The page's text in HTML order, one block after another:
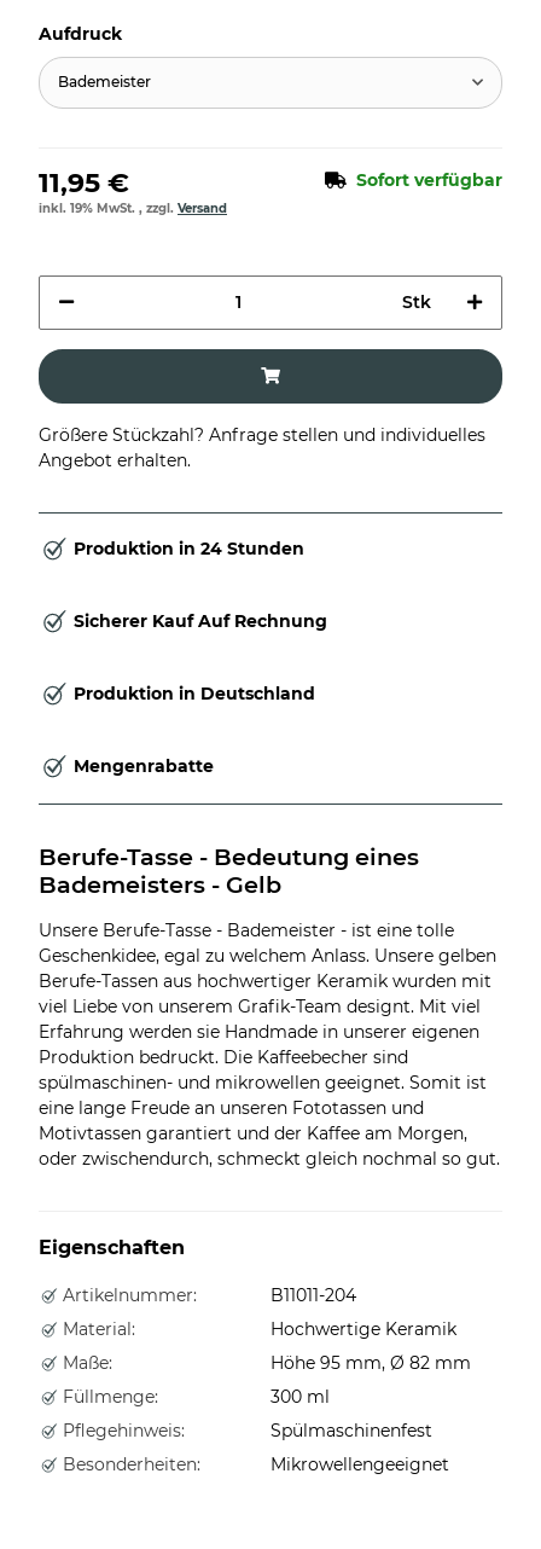
Aufdruck
Bademeister
11,95 € Sofort verfügbar
inkl. 19% MwSt. , zzgl. Versand
Stk
Größere Stückzahl? Anfrage stellen und individuelles
Angebot erhalten.
Produktion in 24 Stunden
Sicherer Kauf Auf Rechnung
Produktion in Deutschland
Mengenrabatte
Berufe-Tasse - Bedeutung eines
Bademeisters - Gelb
Unsere Berufe-Tasse - Bademeister - ist eine tolle
Geschenkidee, egal zu welchem Anlass. Unsere gelben
Berufe-Tassen aus hochwertiger Keramik wurden mit
viel Liebe von unserem Grafik-Team designt. Mit viel
Erfahrung werden sie Handmade in unserer eigenen
Produktion bedruckt. Die Kaffeebecher sind
spülmaschinen- und mikrowellen geeignet. Somit ist
eine lange Freude an unseren Fototassen und
Motivtassen garantiert und der Kaffee am Morgen,
oder zwischendurch, schmeckt gleich nochmal so gut.
Eigenschaften
Artikelnummer:
B11011-204
Material:
Hochwertige Keramik
Maße:
Höhe 95 mm, Ø 82 mm
Füllmenge:
300 ml
Pflegehinweis:
Spülmaschinenfest
Besonderheiten:
Mikrowellengeeignet